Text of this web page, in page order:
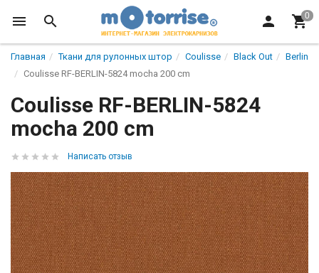
Главная Ткани для рулонных штор Coulisse Black Out
Berlin
Coulisse RF-BERLIN-5824 mocha 200 cm
Coulisse RF-BERLIN-5824
mocha 200 cm
Написать отзыв